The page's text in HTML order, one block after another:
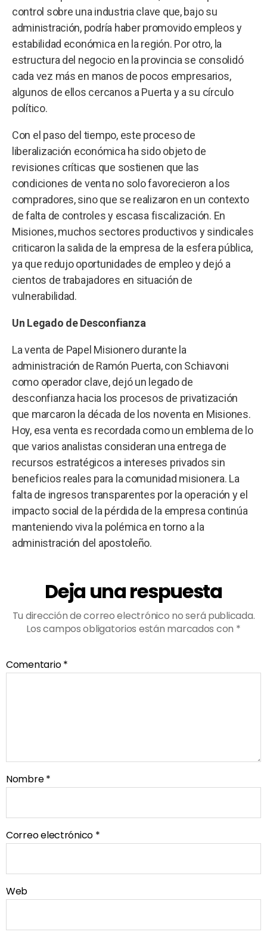
control sobre una industria clave que, bajo su
administración, podría haber promovido empleos y
estabilidad económica en la región. Por otro, la
estructura del negocio en la provincia se consolidó
cada vez más en manos de pocos empresarios,
algunos de ellos cercanos a Puerta y a su círculo
político.
Con el paso del tiempo, este proceso de
liberalización económica ha sido objeto de
revisiones críticas que sostienen que las
condiciones de venta no solo favorecieron a los
compradores, sino que se realizaron en un contexto
de falta de controles y escasa fiscalización. En
Misiones, muchos sectores productivos y sindicales
criticaron la salida de la empresa de la esfera pública,
ya que redujo oportunidades de empleo y dejó a
cientos de trabajadores en situación de
vulnerabilidad.
Un Legado de Desconfianza
La venta de Papel Misionero durante la
administración de Ramón Puerta, con Schiavoni
como operador clave, dejó un legado de
desconfianza hacia los procesos de privatización
que marcaron la década de los noventa en Misiones.
Hoy, esa venta es recordada como un emblema de lo
que varios analistas consideran una entrega de
recursos estratégicos a intereses privados sin
beneficios reales para la comunidad misionera. La
falta de ingresos transparentes por la operación y el
impacto social de la pérdida de la empresa continúa
manteniendo viva la polémica en torno a la
administración del apostoleño.
Deja una respuesta
Tu dirección de correo electrónico no será publicada.
Los campos obligatorios están marcados con *
Comentario*
Nombre*
Correo electrónico *
Web